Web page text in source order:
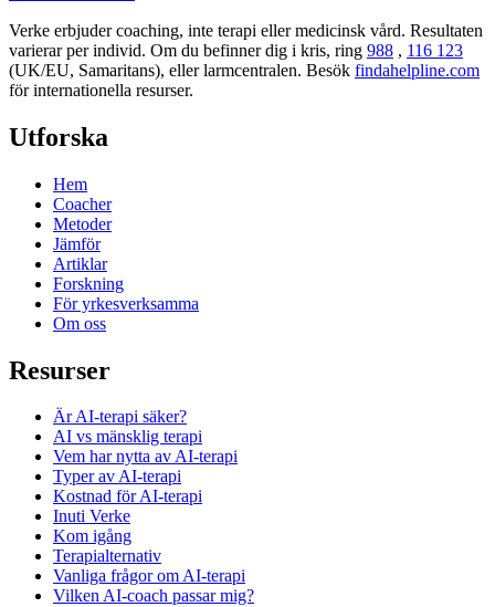
Verke erbjuder coaching, inte terapi eller medicinsk vård. Resultaten
varierar per individ. Om du befinner dig i kris, ring 988 , 116 123
(UK/EU, Samaritans), eller larmcentralen. Besök findahelpline.com
för internationella resurser.
Utforska
Hem
Coacher
Metoder
Jämför
Artiklar
Forskning
För yrkesverksamma
Om oss
Resurser
Är AI-terapi säker?
AI vs mänsklig terapi
Vem har nytta av AI-terapi
Typer av AI-terapi
Kostnad för AI-terapi
Inuti Verke
Kom igång
Terapi­alternativ
Vanliga frågor om AI-terapi
Vilken AI-coach passar mig?